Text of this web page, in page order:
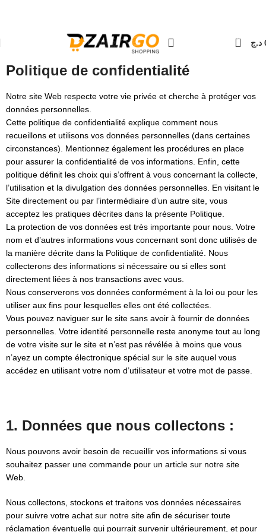
0 د.ج LA CAISSE
Politique de confidentialité
Notre site Web respecte votre vie privée et cherche à protéger vos
données personnelles.
Cette politique de confidentialité explique comment nous
recueillons et utilisons vos données personnelles (dans certaines
circonstances). Mentionnez également les procédures en place
pour assurer la confidentialité de vos informations. Enfin, cette
politique définit les choix qui s’offrent à vous concernant la collecte,
l’utilisation et la divulgation des données personnelles. En visitant le
Site directement ou par l’intermédiaire d’un autre site, vous
acceptez les pratiques décrites dans la présente Politique.
La protection de vos données est très importante pour nous. Votre
nom et d’autres informations vous concernant sont donc utilisés de
la manière décrite dans la Politique de confidentialité. Nous
collecterons des informations si nécessaire ou si elles sont
directement liées à nos transactions avec vous.
Nous conserverons vos données conformément à la loi ou pour les
utiliser aux fins pour lesquelles elles ont été collectées.
Vous pouvez naviguer sur le site sans avoir à fournir de données
personnelles. Votre identité personnelle reste anonyme tout au long
de votre visite sur le site et n’est pas révélée à moins que vous
n’ayez un compte électronique spécial sur le site auquel vous
accédez en utilisant votre nom d’utilisateur et votre mot de passe.
1. Données que nous collectons :
Nous pouvons avoir besoin de recueillir vos informations si vous
souhaitez passer une commande pour un article sur notre site
Web.
Nous collectons, stockons et traitons vos données nécessaires
pour suivre votre achat sur notre site afin de sécuriser toute
réclamation éventuelle qui pourrait survenir ultérieurement, et pour